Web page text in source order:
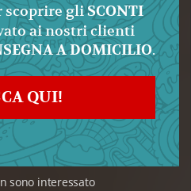
scoprire gliSCONTI
ai nostri clienti
A DOMICILIO.
QUI!
sono interessato